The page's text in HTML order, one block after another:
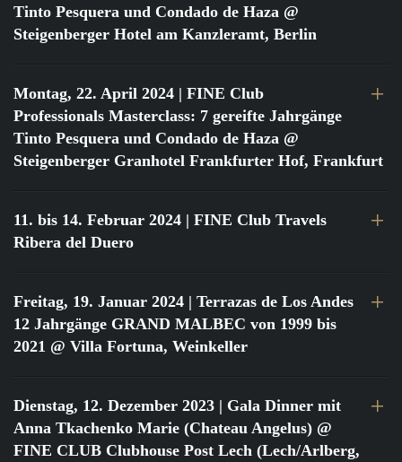
Tinto Pesquera und Condado de Haza @
Steigenberger Hotel am Kanzleramt, Berlin
Montag, 22. April 2024 | FINE Club
Professionals Masterclass: 7 gereifte Jahrgänge
Tinto Pesquera und Condado de Haza @
Steigenberger Granhotel Frankfurter Hof, Frankfurt
11. bis 14. Februar 2024 | FINE Club Travels
Ribera del Duero
Freitag, 19. Januar 2024 | Terrazas de Los Andes
12 Jahrgänge GRAND MALBEC von 1999 bis
2021 @ Villa Fortuna, Weinkeller
Dienstag, 12. Dezember 2023 | Gala Dinner mit
Anna Tkachenko Marie (Chateau Angelus) @
FINE CLUB Clubhouse Post Lech (Lech/Arlberg,